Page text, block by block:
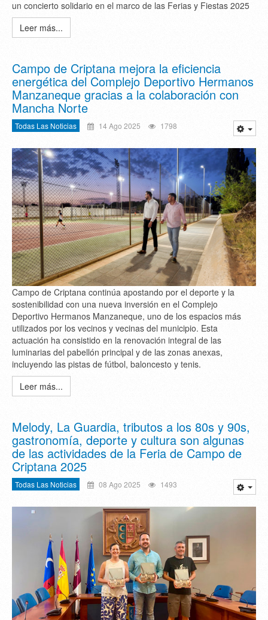
un concierto solidario en el marco de las Ferias y Fiestas 2025
Leer más...
Campo de Criptana mejora la eficiencia
energética del Complejo Deportivo Hermanos
Manzaneque gracias a la colaboración con
Mancha Norte
Todas Las Noticias 14 Ago 2025 1798
Campo de Criptana continúa apostando por el deporte y la
sostenibilidad con una nueva inversión en el Complejo
Deportivo Hermanos Manzaneque, uno de los espacios más
utilizados por los vecinos y vecinas del municipio. Esta
actuación ha consistido en la renovación integral de las
luminarias del pabellón principal y de las zonas anexas,
incluyendo las pistas de fútbol, baloncesto y tenis.
Leer más...
Melody, La Guardia, tributos a los 80s y 90s,
gastronomía, deporte y cultura son algunas
de las actividades de la Feria de Campo de
Criptana 2025
Todas Las Noticias 08 Ago 2025 1493